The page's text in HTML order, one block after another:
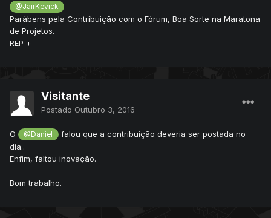
data/talkactions/scripts/createpokeball.lua:30: in function
<data/talkactions/scripts/createpokeball.lua:8>
@JairKevick
Parábens pela Contribuição com o Fórum, Boa Sorte na Maratona
de Projetos.
REP +
Visitante
Postado Outubro 3, 2016
O @Daniel
falou que a contribuição deveria ser postada no
dia..
Enfim, faltou inovação.
Bom trabalho.